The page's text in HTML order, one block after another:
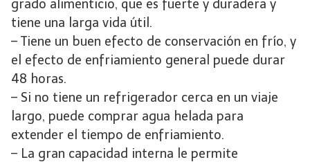
grado alimenticio, que es fuerte y duradera y
tiene una larga vida útil.
– Tiene un buen efecto de conservación en frío, y
el efecto de enfriamiento general puede durar
48 horas.
– Si no tiene un refrigerador cerca en un viaje
largo, puede comprar agua helada para
extender el tiempo de enfriamiento.
– La gran capacidad interna le permite